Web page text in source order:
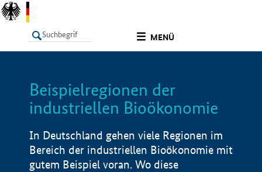
MENÜ
LISTE
Beispielregionen der
industriellen Bioökonomie
In Deutschland gehen viele Regionen im
Bereich der industriellen Bioökonomie mit
gutem Beispiel voran. Wo diese